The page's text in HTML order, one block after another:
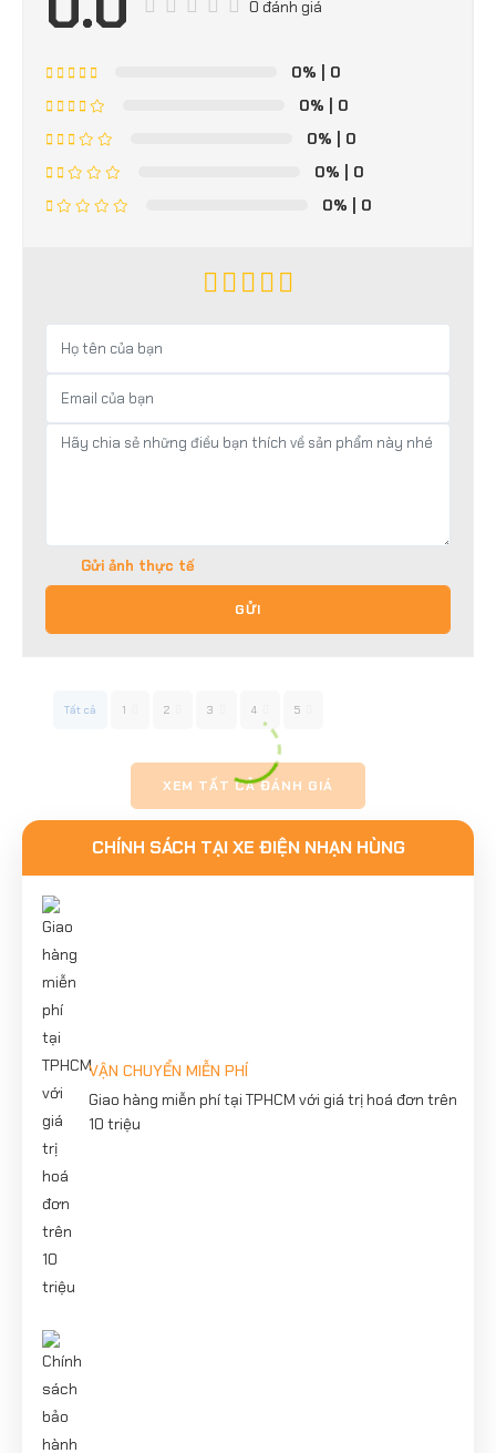
0 đánh giá
0% | 0
0% | 0
0% | 0
0% | 0
0% | 0
Gửi ảnh thực tế
GỬI
Tất cả 1 2 3 4 5
XEM TẤT CẢ ĐÁNH GIÁ
CHÍNH SÁCH TẠI XE ĐIỆN NHẠN HÙNG
VẬN CHUYỂN MIỄN PHÍ
Giao hàng miễn phí tại TPHCM với giá trị hoá đơn trên
10 triệu